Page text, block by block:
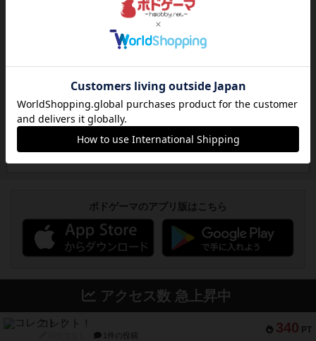
ボドゲーマのアプリ版はこちら
アクセス数 急上昇中
340 PT
コレクト！
1件の投稿